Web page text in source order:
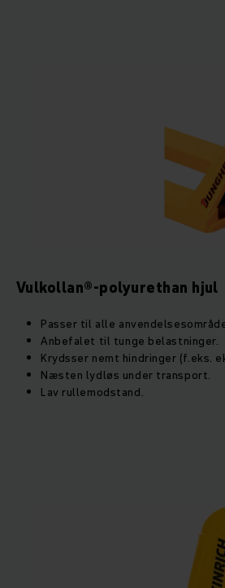
Vulkollan®-polyurethan hjul
Passer til alle
Anbefalet til tunge belastninger.
Krydsser nemt hindringer (f.eks.
Næsten lydløs under transport.
Lav rullemodstand.